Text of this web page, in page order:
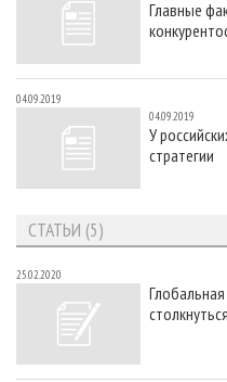
СУШКА ДРЕВЕСИНЫ
ПРОИЗВОДСТВО
ДЕРЕВЯННОЕ
ПРОИЗВОДСТВО МЕБЕЛИ
БИОЭНЕРГЕТИКА
ЦБП
ИНСТРУМЕНТ И
ПЕРСОНЫ
МОБИЛЬНЫЕ ВЫСТАВКИ
ПРИОРИТЕТНЫЕ
RUSSIAN FORESTRY REVIEW
ГАЗЕТА ЛЕСПРОМФОРУМ
БИБЛИОТЕКА
КОНТАКТЫ
РЕКЛАМА
Главные
04.09.2019
04.09.2019
У
стратегии
СТАТЬИ (5)
25.02.2020